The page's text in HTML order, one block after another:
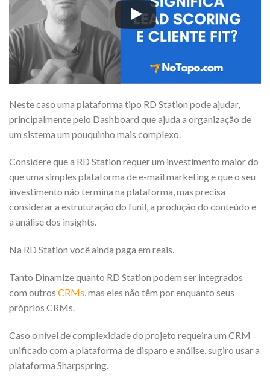
Neste caso uma plataforma tipo RD Station pode ajudar,
principalmente pelo Dashboard que ajuda a organização de
um sistema um pouquinho mais complexo.
Considere que a RD Station requer um investimento maior do
que uma simples plataforma de e-mail marketing e que o seu
investimento não termina na plataforma, mas precisa
considerar a estruturação do funil, a produção do conteúdo e
a análise dos insights.
Na RD Station você ainda paga em reais.
Tanto Dinamize quanto RD Station podem ser integrados
com outros CRMs, mas eles não têm por enquanto seus
próprios CRMs.
Caso o nível de complexidade do projeto requeira um CRM
unificado com a plataforma de disparo e análise, sugiro usar a
plataforma Sharpspring.